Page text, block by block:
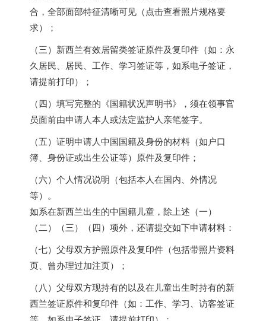
合，全部面部特征清晰可见（点击查看照片规格要
求）；
（三）新西兰有效居留类签证原件及复印件（如：永
久居民、居民、工作、学习签证等，如系电子签证，
请提前打印）；
（四）填写完整的《国籍状况声明书》，须在领事官
员面前由申请人本人或法定监护人亲笔签字。
（五）证明申请人中国国籍及身份的材料（如户口
簿、身份证或出生公证等）原件及复印件；
（六）个人情况说明（包括本人在国内、外情况
等）。
如系在新西兰出生的中国籍儿童，除上述（一）
（二）（三）（四）项外，还请提交如下申请材料：
（七）父母双方护照原件及复印件（包括带照片资料
页、曾办理过加注页）；
（八）父母双方现持有的以及在儿童出生时持有的新
西兰签证原件和复印件（如：工作、学习、访客签证